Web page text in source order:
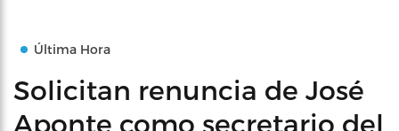
Última Hora
Solicitan renuncia de José
Aponte como secretario del